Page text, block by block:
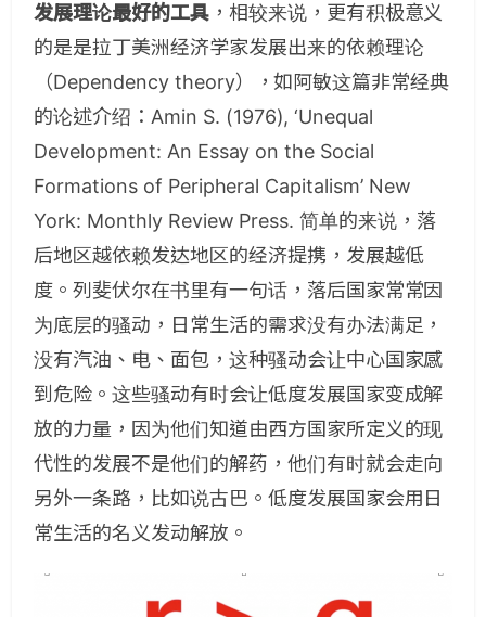
发展理论最好的工具，相较来说，更有积极意义
的是是拉丁美洲经济学家发展出来的依赖理论
（Dependency theory），如阿敏这篇非常经典
的论述介绍：Amin S. (1976), ‘Unequal
Development: An Essay on the Social
Formations of Peripheral Capitalism’ New
York: Monthly Review Press. 简单的来说，落
后地区越依赖发达地区的经济提携，发展越低
度。列斐伏尔在书里有一句话，落后国家常常因
为底层的骚动，日常生活的需求没有办法满足，
没有汽油、电、面包，这种骚动会让中心国家感
到危险。这些骚动有时会让低度发展国家变成解
放的力量，因为他们知道由西方国家所定义的现
代性的发展不是他们的解药，他们有时就会走向
另外一条路，比如说古巴。低度发展国家会用日
常生活的名义发动解放。